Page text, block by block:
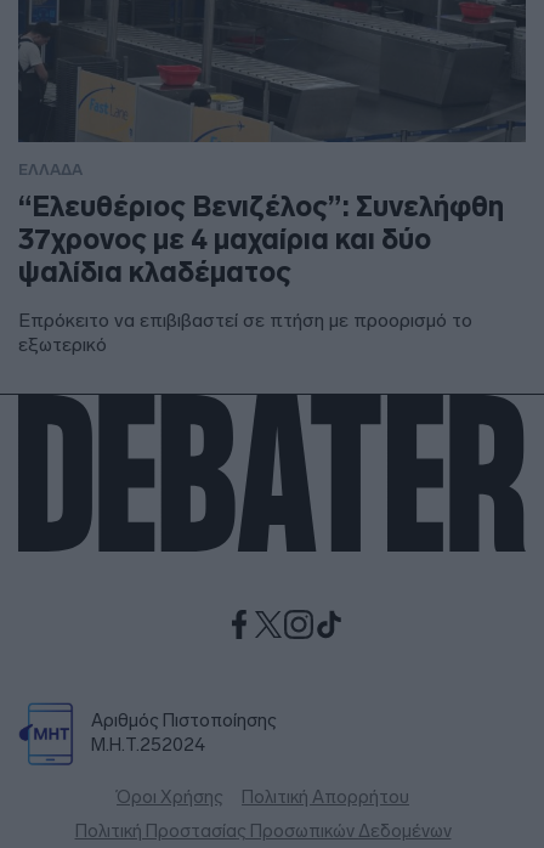
ΕΛΛΑΔΑ
“Ελευθέριος Βενιζέλος”: Συνελήφθη
37χρονος με 4 μαχαίρια και δύο
ψαλίδια κλαδέματος
Επρόκειτο να επιβιβαστεί σε πτήση με προορισμό το
εξωτερικό
Αριθμός Πιστοποίησης
Μ.Η.Τ.252024
Όροι Χρήσης
Πολιτική Απορρήτου
Πολιτική Προστασίας Προσωπικών Δεδομένων